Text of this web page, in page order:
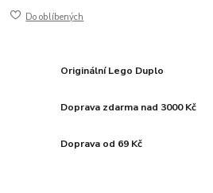
Do oblíbených
Originální Lego Duplo
Doprava zdarma nad 3000 Kč
Doprava od 69 Kč